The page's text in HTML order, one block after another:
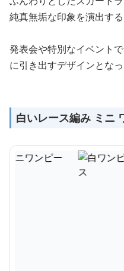
純真無垢な印象を演出す
発表会や特別なイベント
に引き出すデザインとなっ
白いレース編み ミニ